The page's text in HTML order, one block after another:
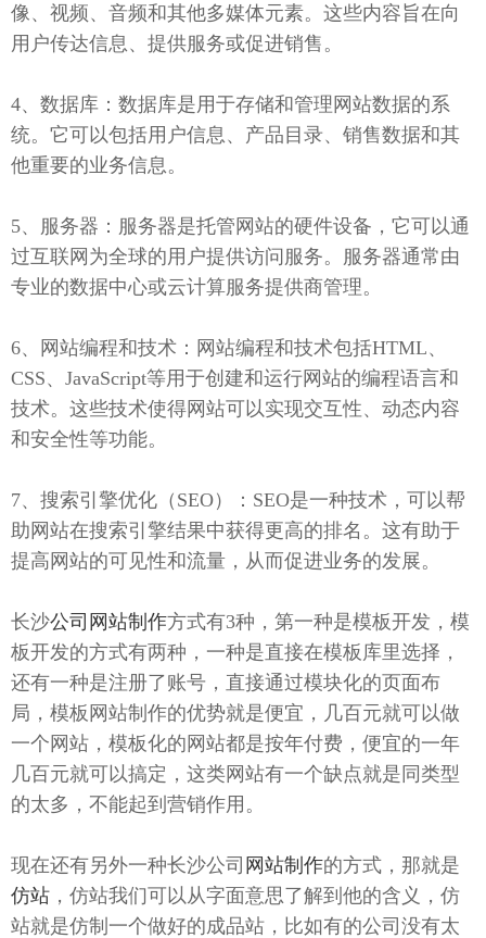
像、视频、音频和其他多媒体元素。这些内容旨在向
用户传达信息、提供服务或促进销售。
4、数据库：数据库是用于存储和管理网站数据的系
统。它可以包括用户信息、产品目录、销售数据和其
他重要的业务信息。
5、服务器：服务器是托管网站的硬件设备，它可以通
过互联网为全球的用户提供访问服务。服务器通常由
专业的数据中心或云计算服务提供商管理。
6、网站编程和技术：网站编程和技术包括HTML、
CSS、JavaScript等用于创建和运行网站的编程语言和
技术。这些技术使得网站可以实现交互性、动态内容
和安全性等功能。
7、搜索引擎优化（SEO）：SEO是一种技术，可以帮
助网站在搜索引擎结果中获得更高的排名。这有助于
提高网站的可见性和流量，从而促进业务的发展。
长沙公司网站制作方式有3种，第一种是模板开发，模
板开发的方式有两种，一种是直接在模板库里选择，
还有一种是注册了账号，直接通过模块化的页面布
局，模板网站制作的优势就是便宜，几百元就可以做
一个网站，模板化的网站都是按年付费，便宜的一年
几百元就可以搞定，这类网站有一个缺点就是同类型
的太多，不能起到营销作用。
现在还有另外一种长沙公司 网站制作的方式，那就是
仿站 ，仿站我们可以从字面意思了解到他的含义，仿
站就是仿制一个做好的成品站，比如有的公司没有太